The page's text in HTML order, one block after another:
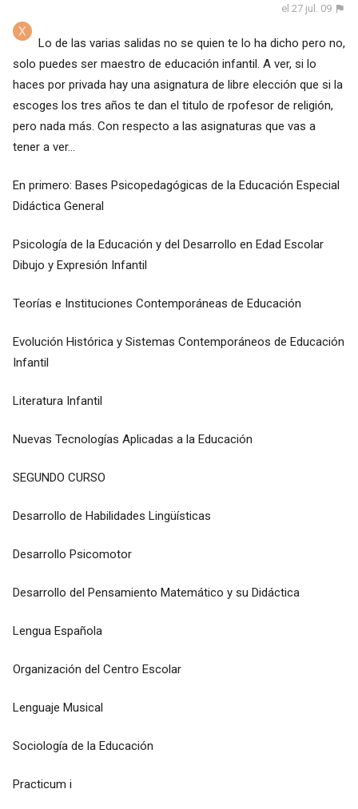
el 27 jul. 09
Lo de las varias salidas no se quien te lo ha dicho pero no,
solo puedes ser maestro de educación infantil. A ver, si lo
haces por privada hay una asignatura de libre elección que si la
escoges los tres años te dan el titulo de rpofesor de religión,
pero nada más. Con respecto a las asignaturas que vas a
tener a ver...
En primero: Bases Psicopedagógicas de la Educación Especial
Didáctica General
Psicología de la Educación y del Desarrollo en Edad Escolar
Dibujo y Expresión Infantil
Teorías e Instituciones Contemporáneas de Educación
Evolución Histórica y Sistemas Contemporáneos de Educación
Infantil
Literatura Infantil
Nuevas Tecnologías Aplicadas a la Educación
SEGUNDO CURSO
Desarrollo de Habilidades Lingüísticas
Desarrollo Psicomotor
Desarrollo del Pensamiento Matemático y su Didáctica
Lengua Española
Organización del Centro Escolar
Lenguaje Musical
Sociología de la Educación
Practicum i